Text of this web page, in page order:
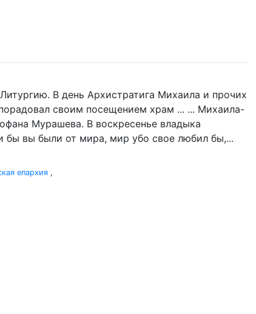
В день Архистратига Михаила и прочих
своим посещением храм ... ... Михаила-
Мурашева. В воскресенье владыка
бы вы были от мира, мир убо свое любил бы,...
епархия ,